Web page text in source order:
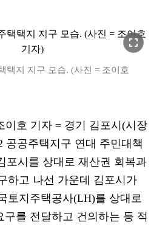
fullscreen
택지 지구 모습. (사진 = 조이호
이호 기자 = 경기 김포시(시장
공공주택지구 연대 주민대책
포시를 상대로 재산권 회복과
하고 나선 가운데 김포시가
토지주택공사(LH)를 상대로
구를 전달하고 건의하는 등 적